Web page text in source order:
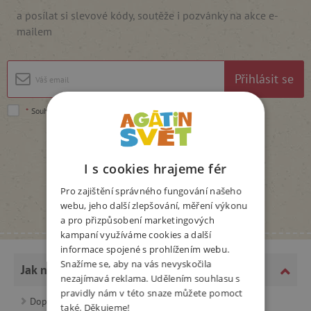
a posílat si slevové kódy, soutěže i pozvánky na akce e-
mailem
Přihlásit se
* Souhlasím se zpracováním osobních údajů.
Jak nakupovat
Doprava a platba
I s cookies hrajeme fér
Pro zajištění správného fungování našeho
webu, jeho další zlepšování, měření výkonu
a pro přizpůsobení marketingových
kampaní využíváme cookies a další
informace spojené s prohlížením webu.
Snažíme se, aby na vás nevyskočila
nezajímavá reklama. Udělením souhlasu s
pravidly nám v této snaze můžete pomoct
také. Děkujeme!